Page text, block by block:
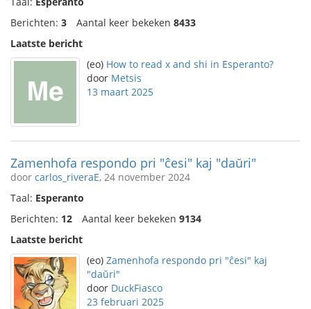
Berichten: 3 Aantal keer bekeken 8433
Laatste bericht
(eo) How to read x and shi in Esperanto?
door Metsis
13 maart 2025
Zamenhofa respondo pri "ĉesi" kaj "daŭri"
door carlos_riveraE, 24 november 2024
Taal: Esperanto
Berichten: 12 Aantal keer bekeken 9134
Laatste bericht
(eo) Zamenhofa respondo pri "ĉesi" kaj
"daŭri"
door DuckFiasco
23 februari 2025